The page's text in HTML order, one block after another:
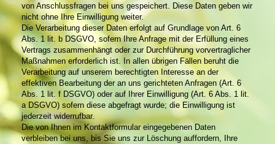
von Anschlussfragen bei uns gespeichert. Diese Daten geben wir
nicht ohne Ihre Einwilligung weiter.
Die Verarbeitung dieser Daten erfolgt auf Grundlage von Art. 6
Abs. 1 lit. b DSGVO, sofern Ihre Anfrage mit der Erfüllung eines
Vertrags zusammenhängt oder zur Durchführung vorvertraglicher
Maßnahmen erforderlich ist. In allen übrigen Fällen beruht die
Verarbeitung auf unserem berechtigten Interesse an der
effektiven Bearbeitung der an uns gerichteten Anfragen (Art. 6
Abs. 1 lit. f DSGVO) oder auf Ihrer Einwilligung (Art. 6 Abs. 1 lit.
a DSGVO) sofern diese abgefragt wurde; die Einwilligung ist
jederzeit widerrufbar.
Die von Ihnen im Kontaktformular eingegebenen Daten
verbleiben bei uns, bis Sie uns zur Löschung auffordern, Ihre